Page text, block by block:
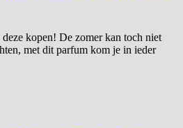
kopen! De zomer kan toch niet
met dit parfum kom je in ieder